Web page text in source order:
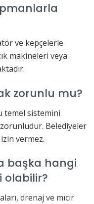
ve kepçelerle
makineleri veya
zorunlu mu?
temel sistemini
Belediyeler
vermez.
başka hangi
olabilir?
drenaj ve mıcır